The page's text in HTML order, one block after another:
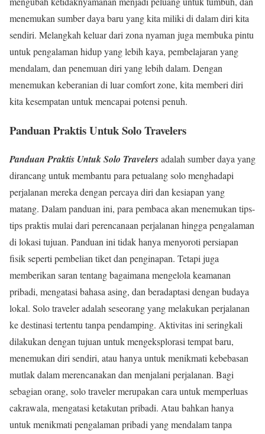
menemukan sumber daya baru yang kita miliki di dalam diri kita
sendiri. Melangkah keluar dari zona nyaman juga membuka pintu
untuk pengalaman hidup yang lebih kaya, pembelajaran yang
mendalam, dan penemuan diri yang lebih dalam. Dengan
menemukan keberanian di luar comfort zone, kita memberi diri
kita kesempatan untuk mencapai potensi penuh.
Panduan Praktis Untuk Solo Travelers
Panduan Praktis Untuk Solo Travelersadalah sumber daya yang
dirancang untuk membantu para petualang solo menghadapi
perjalanan mereka dengan percaya diri dan kesiapan yang
matang. Dalam panduan ini, para pembaca akan menemukan tips-
tips praktis mulai dari perencanaan perjalanan hingga pengalaman
di lokasi tujuan. Panduan ini tidak hanya menyoroti persiapan
fisik seperti pembelian tiket dan penginapan. Tetapi juga
memberikan saran tentang bagaimana mengelola keamanan
pribadi, mengatasi bahasa asing, dan beradaptasi dengan budaya
lokal. Solo traveler adalah seseorang yang melakukan perjalanan
ke destinasi tertentu tanpa pendamping. Aktivitas ini seringkali
dilakukan dengan tujuan untuk mengeksplorasi tempat baru,
menemukan diri sendiri, atau hanya untuk menikmati kebebasan
mutlak dalam merencanakan dan menjalani perjalanan. Bagi
sebagian orang, solo traveler merupakan cara untuk memperluas
cakrawala, mengatasi ketakutan pribadi. Atau bahkan hanya
untuk menikmati pengalaman pribadi yang mendalam tanpa